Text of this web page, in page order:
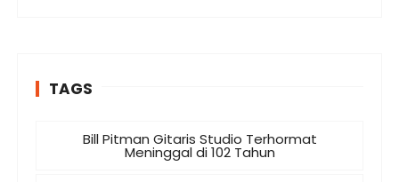
TAGS
Bill Pitman Gitaris Studio Terhormat
Meninggal di 102 Tahun